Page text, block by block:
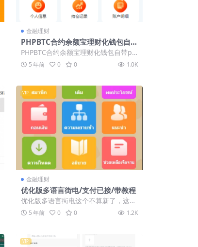
金融理财
PHPBTC合约余额宝理财化钱包自带
phplivechat客服免签接口网站源
码及视频搭建教程
PHPBTC合约余额宝理财化钱包自带ph
plivechat客服免签接口网站源码及...
5 年前 0 0 1.0K
VIP
金融理财
优化版多语言街电/支付已接/带教程
优化版多语言街电这个不算新了，这个
在之前的基础上修复了一些小bug，优
化了 下运...
5 年前 0 0 1.2K
VIP